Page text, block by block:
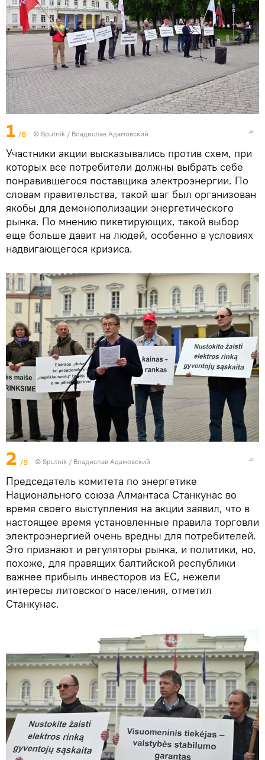
1 /8 © Sputnik / Владислав Адамовский
Участники акции высказывались против схем, при
которых все потребители должны выбрать себе
понравившегося поставщика электроэнергии. По
словам правительства, такой шаг был организован
якобы для демонополизации энергетического
рынка. По мнению пикетирующих, такой выбор
еще больше давит на людей, особенно в условиях
надвигающегося кризиса.
2 /8 © Sputnik / Владислав Адамовский
Председатель комитета по энергетике
Национального союза Алмантаса Станкунас во
время своего выступления на акции заявил, что в
настоящее время установленные правила торговли
электроэнергией очень вредны для потребителей.
Это признают и регуляторы рынка, и политики, но,
похоже, для правящих балтийской республики
важнее прибыль инвесторов из ЕС, нежели
интересы литовского населения, отметил
Станкунас.